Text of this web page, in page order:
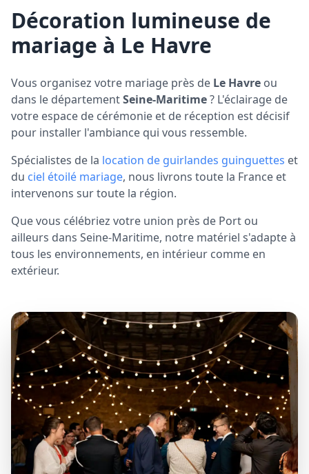
Décoration lumineuse de
mariage à Le Havre
Vous organisez votre mariage près de Le Havre ou
dans le départementSeine-Maritime? L'éclairage de
votre espace de cérémonie et de réception est décisif
pour installer l'ambiance qui vous ressemble.
Spécialistes de la location de guirlandes guinguettes et
du ciel étoilé mariage, nous livrons toute la France et
intervenons sur toute la région.
Que vous célébriez votre union près de Port ou
ailleurs dans Seine-Maritime, notre matériel s'adapte à
tous les environnements, en intérieur comme en
extérieur.